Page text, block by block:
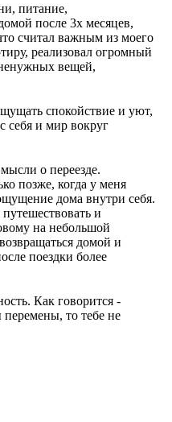
питание,
после 3х месяцев,
считал важным из моего
реализовал огромный
вещей,
спокойствие и уют,
себя и мир вокруг
о переезде.
позже, когда у меня
дома внутри себя.
и
на небольшой
домой и
поездки более
Как говорится -
то тебе не